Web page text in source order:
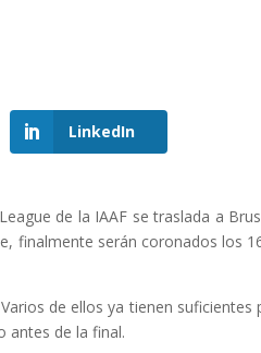
LinkedIn
de la IAAF se traslada a
finalmente serán coronados los
de ellos ya tienen suficientes
antes de la final.